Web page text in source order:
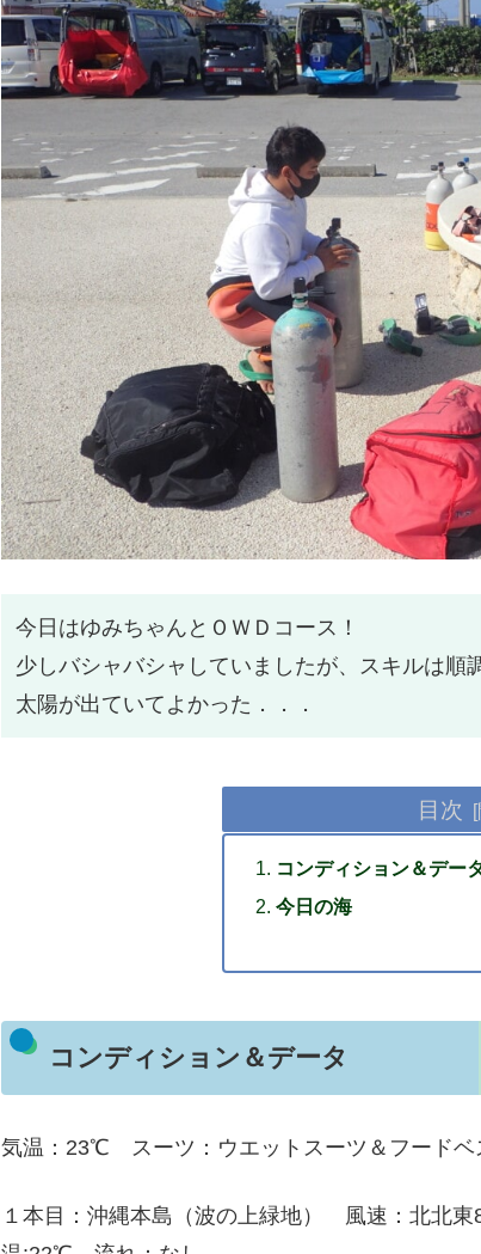
今日はゆみちゃんとＯＷＤコース！
少しバシャバシャしていましたが、スキルは順
太陽が出ていてよかった．．．
目次
コンディション＆デー
今日の海
コンディション＆データ
気温：23℃ スーツ：ウエットスーツ＆フードベ
１本目：沖縄本島（波の上緑地） 風速：北北